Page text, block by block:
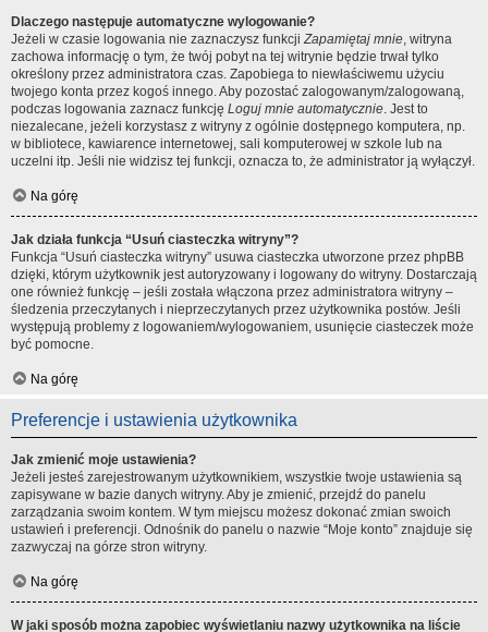
Dlaczego następuje automatyczne wylogowanie?
Jeżeli w czasie logowania nie zaznaczysz funkcjiZapamiętaj mnie, witryna
zachowa informację o tym, że twój pobyt na tej witrynie będzie trwał tylko
określony przez administratora czas. Zapobiega to niewłaściwemu użyciu
twojego konta przez kogoś innego. Aby pozostać zalogowanym/zalogowaną,
podczas logowania zaznacz funkcję Loguj mnie automatycznie. Jest to
niezalecane, jeżeli korzystasz z witryny z ogólnie dostępnego komputera, np.
w bibliotece, kawiarence internetowej, sali komputerowej w szkole lub na
uczelni itp. Jeśli nie widzisz tej funkcji, oznacza to, że administrator ją wyłączył.
Na górę
Jak działa funkcja “Usuń ciasteczka witryny”?
Funkcja “Usuń ciasteczka witryny” usuwa ciasteczka utworzone przez phpBB
dzięki, którym użytkownik jest autoryzowany i logowany do witryny. Dostarczają
one również funkcję – jeśli została włączona przez administratora witryny –
śledzenia przeczytanych i nieprzeczytanych przez użytkownika postów. Jeśli
występują problemy z logowaniem/wylogowaniem, usunięcie ciasteczek może
być pomocne.
Na górę
Preferencje i ustawienia użytkownika
Jak zmienić moje ustawienia?
Jeżeli jesteś zarejestrowanym użytkownikiem, wszystkie twoje ustawienia są
zapisywane w bazie danych witryny. Aby je zmienić, przejdź do panelu
zarządzania swoim kontem. W tym miejscu możesz dokonać zmian swoich
ustawień i preferencji. Odnośnik do panelu o nazwie “Moje konto” znajduje się
zazwyczaj na górze stron witryny.
Na górę
W jaki sposób można zapobiec wyświetlaniu nazwy użytkownika na liście